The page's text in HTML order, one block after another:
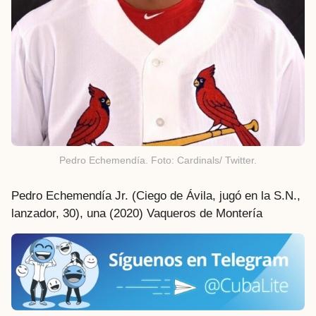
Pedro Echemendía. Foto: Cardinals/ Twitter.
Pedro Echemendía Jr. (Ciego de Ávila, jugó en la S.N.,
lanzador, 30), una (2020) Vaqueros de Montería